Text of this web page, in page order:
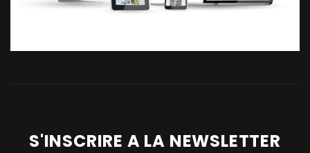
S'INSCRIRE A LA NEWSLETTER